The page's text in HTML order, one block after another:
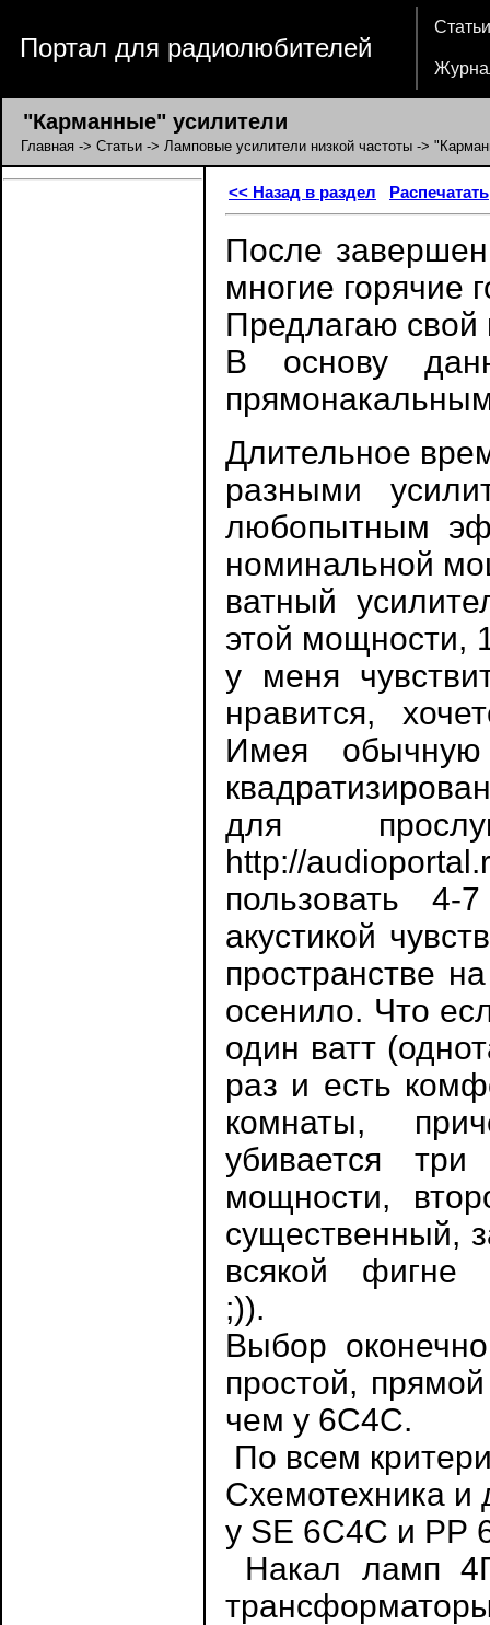
Портал для радиолюбителей
Статьи
"Карманные" усилители
Главная -> Статьи -> Ламповые усилители низкой частоты ->
<< Назад в раздел Распечатать
После
многие горячие
Предлагаю
В основу
Длительное
разными
любопытным
номинальной
ватный
этой мощности,
у меня
нравится,
Имея
для
http://
пользовать
акустикой
пространстве
осенило. Что
один ватт
раз и есть
комнаты,
убивается
мощности,
существенный,
всякой
Выбор
простой,
чем у 6С4С.
По всем
Схемотехника и
у SE 6С4С и РР
Накал ламп